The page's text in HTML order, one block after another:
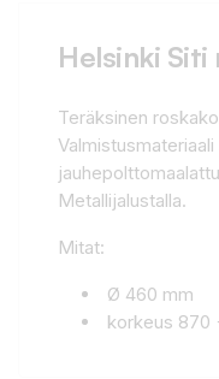
Helsinki
Teräksinen
Metallijalustalla.
Mitat:
Ø 460 mm
korkeus 870